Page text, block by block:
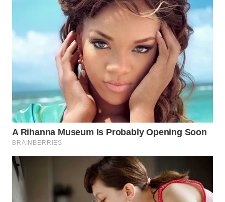
LIKUPANG
LABUANBAJO
WN
BORNEO
Wahana
Media
WAHANA